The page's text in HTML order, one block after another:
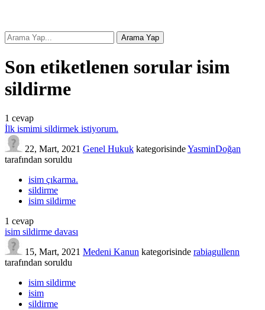
Son etiketlenen sorular isim
sildirme
1 cevap
İlk ismimi sildirmek istiyorum.
22, Mart, 2021 Genel Hukuk kategorisindeYasminDoğan
tarafından soruldu
isim çıkarma.
sildirme
isim sildirme
1 cevap
isim sildirme davası
15, Mart, 2021 Medeni Kanun kategorisinde rabiagullenn
tarafından soruldu
isim sildirme
isim
sildirme